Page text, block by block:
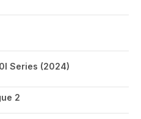
Series (2024)
2